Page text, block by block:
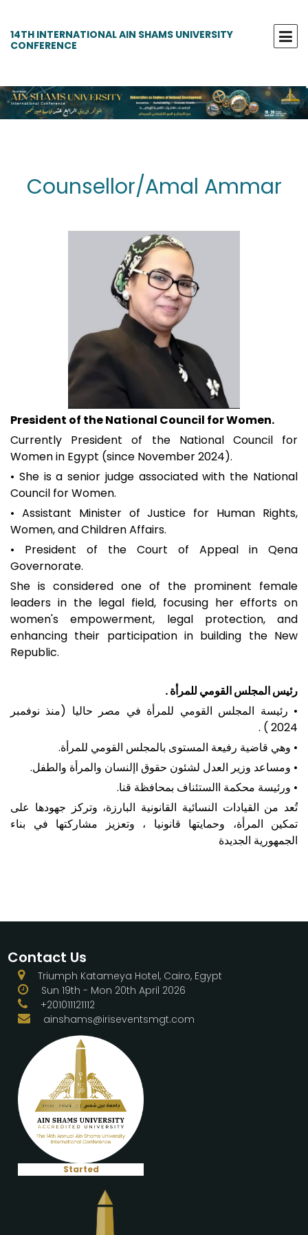
14TH INTERNATIONAL AIN SHAMS UNIVERSITY
CONFERENCE
Counsellor/Amal Ammar
President of the National Council for Women.
Currently President of the National Council for
Women in Egypt (since November 2024).
• She is a senior judge associated with the National
Council for Women.
• Assistant Minister of Justice for Human Rights,
Women, and Children Affairs.
• President of the Court of Appeal in Qena
Governorate.
She is considered one of the prominent female
leaders in the legal field, focusing her efforts on
women's empowerment, legal protection, and
enhancing their participation in building the New
Republic.
رئيس المجلس القومي للمرأة .
• رئيسة المجلس القومي للمرأة في مصر حاليا (منذ نوفمبر
2024 ) .
• وهي قاضية رفيعة المستوى بالمجلس القومي للمرأة.
• ومساعد وزير العدل لشئون حقوق اإلنسان والمرأة والطفل.
• ورئيسة محكمة االستئناف بمحافظة قنا.
تُعد من القيادات النسائية القانونية البارزة، وتركز جهودها على
تمكين المرأة، وحمايتها قانونيا ، وتعزيز مشاركتها في بناء
الجمهورية الجديدة
Contact Us
Triumph Katameya Hotel, Cairo, Egypt
Sun 19th - Mon 20th April 2026
+201011121112
ainshams@iriseventsmgt.com
Started